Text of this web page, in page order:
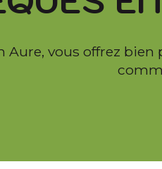
Aure, vous offrez